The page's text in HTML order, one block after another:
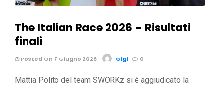
The Italian Race 2026 – Risultati
finali
Posted On 7 Giugno 2026 Gigi 0
Mattia Polito del team SWORKz si è aggiudicato la